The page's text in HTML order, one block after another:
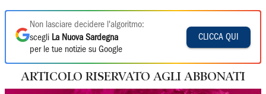
Non lasciare decidere l'algoritmo:
scegli La Nuova Sardegna
per le tue notizie su Google
CLICCA QUI
ARTICOLO RISERVATO AGLI ABBONATI